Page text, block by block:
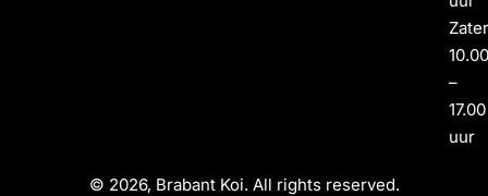
–
17.00
uur
© 2026, Brabant Koi. All rights reserved.